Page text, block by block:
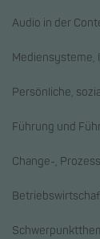
Audio in der
Mediensysteme,
Persönliche,
Führung und
Change-,